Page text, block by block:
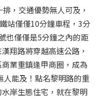
，交通優勢無人可及，
站僅僅10分鐘車程，3分
也僅僅是5分鐘之內的距
翔路將穿越高速公路，
業重鎮逢甲商圈，成為
人能及！點名黎明路的重
岸生態住宅，就在黎明